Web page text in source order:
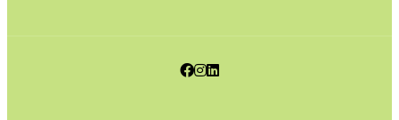
Facebook
Instagram